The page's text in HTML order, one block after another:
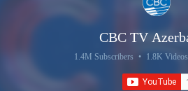
CBC TV
1.4M Subscribers • 1.8K Videos